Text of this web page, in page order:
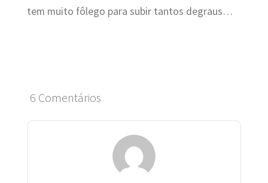
tem muito fôlego para subir tantos degraus…
6 Comentários